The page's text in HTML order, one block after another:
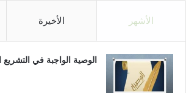
الأشهر الأخيرة
الوصية الواجبة في التشريع